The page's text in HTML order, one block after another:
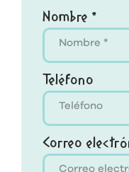
Nombre *
Teléfono
Correo